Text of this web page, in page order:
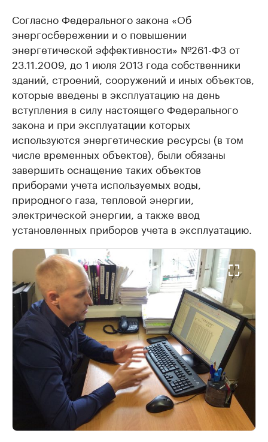
Согласно Федерального закона «Об
энергосбережении и о повышении
энергетической эффективности» №261-ФЗ от
23.11.2009, до 1 июля 2013 года собственники
зданий, строений, сооружений и иных объектов,
которые введены в эксплуатацию на день
вступления в силу настоящего Федерального
закона и при эксплуатации которых
используются энергетические ресурсы (в том
числе временных объектов), были обязаны
завершить оснащение таких объектов
приборами учета используемых воды,
природного газа, тепловой энергии,
электрической энергии, а также ввод
установленных приборов учета в эксплуатацию.